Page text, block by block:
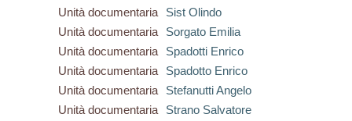
Unità documentaria
Sist Olindo
Unità documentaria
Sorgato Emilia
Unità documentaria
Spadotti Enrico
Unità documentaria
Spadotto Enrico
Unità documentaria
Stefanutti Angelo
Unità documentaria
Strano Salvatore